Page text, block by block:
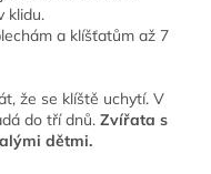
klidu.
a klíšťatům až 7
že se klíště uchytí. V
do tří dnů. Zvířata s
dětmi.